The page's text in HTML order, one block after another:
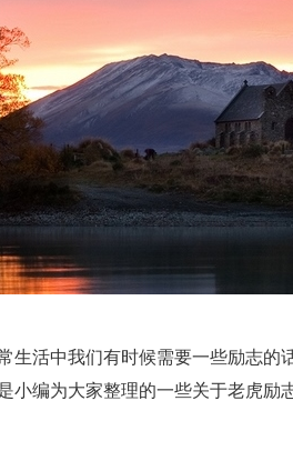
生活中我们有时候需要一些励志的
小编为大家整理的一些关于老虎励